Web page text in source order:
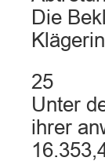
Die
25
Unter
ihrer